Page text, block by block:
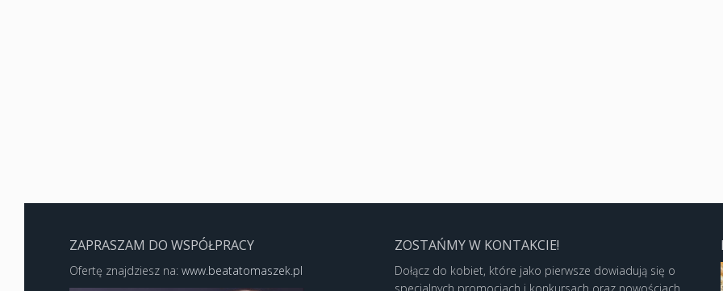
ZAPRASZAM DO WSPÓŁPRACY
Ofertę znajdziesz na: www.beatatomaszek.pl
ZOSTAŃMY W KONTAKCIE!
Dołącz do kobiet, które jako pierwsze dowiadują się o